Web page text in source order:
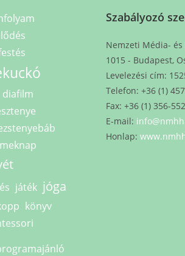
diafilm
játék jóga
könyv
Szabályozó
Nemzeti Média-
1015 - Budapest,
Levelezési cím:
Telefon: +36 (1)
Fax: +36 (1) 356-
E-mail:
Honlap: